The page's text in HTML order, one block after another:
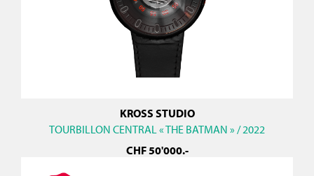
KROSS STUDIO
TOURBILLON CENTRAL « THE BATMAN » / 2022
CHF50'000.-